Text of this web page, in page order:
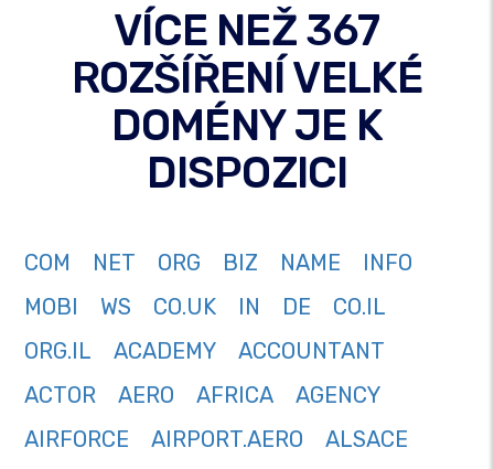
VÍCE NEŽ 367
ROZŠÍŘENÍ VELKÉ
DOMÉNY JE K
DISPOZICI
COM NET ORG BIZ NAME
INFO
MOBI
WS CO.UK IN DE
CO.IL
ORG.IL
ACADEMY
ACCOUNTANT
ACTOR
AERO AFRICA
AGENCY
AIRFORCE
AIRPORT.AERO
ALSACE